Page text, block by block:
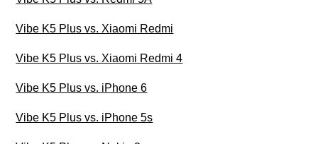
Vibe K5 Plus vs. Xiaomi Redmi
Vibe K5 Plus vs. Xiaomi Redmi 4
Vibe K5 Plus vs. iPhone 6
Vibe K5 Plus vs. iPhone 5s